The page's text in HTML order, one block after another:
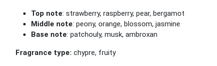
Top note: strawberry, raspberry, pear, bergamot
Middle note: peony, orange, blossom, jasmine
Base note: patchouly, musk, ambroxan
Fragrance type: chypre, fruity